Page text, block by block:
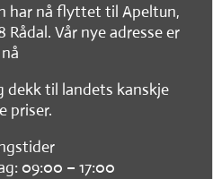
har nå flyttet til Apeltun,
Vår nye adresse er
nå
dekk til landets kanskje
priser.
09:00 – 17:00